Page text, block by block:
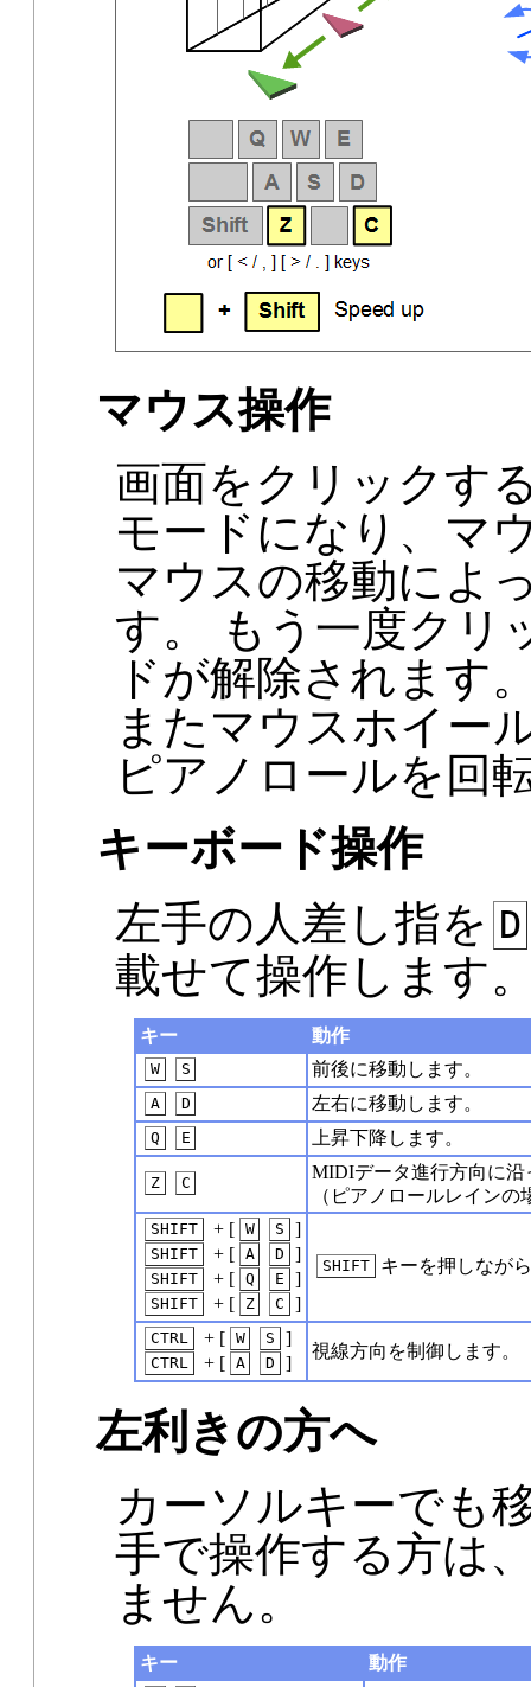
マウス操作
画面をクリックす
モードになり、マ
マウスの移動によ
す。 もう一度クリ
ドが解除されます
またマウスホイー
ピアノロールを回
キーボード操作
左手の人差し指を D
載せて操作します
キー 動作
W S 前後に移動します。
A D 左右に移動します。
Q E 上昇下降します。
Z C
MIDIデータ進行方向に沿
（ピアノロールレイン
SHIFT + [ W S ]
SHIFT + [ A D ]
SHIFT + [ Q E ]
SHIFT + [ Z C ]
SHIFT キーを押しなが
CTRL + [ W S ]
CTRL + [ A D ]
視線方向を制御します。
左利きの方へ
カーソルキーでも
手で操作する方は
ません。
キー
動作